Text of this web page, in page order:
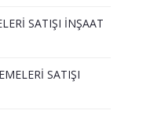
SATIŞI İNŞAAT
SATIŞI